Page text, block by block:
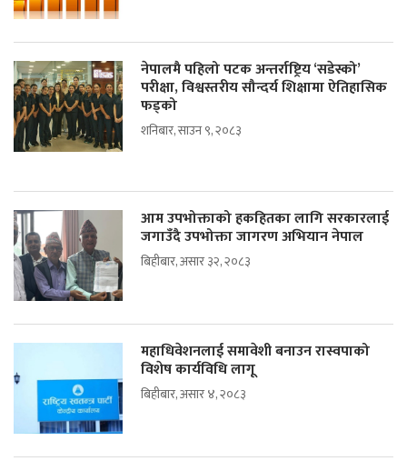
नेपालमै पहिलो पटक अन्तर्राष्ट्रिय ‘सडेस्को’
परीक्षा, विश्वस्तरीय सौन्दर्य शिक्षामा ऐतिहासिक
फड्को
शनिबार, साउन ९, २०८३
आम उपभोक्ताको हकहितका लागि सरकारलाई
जगाउँदै उपभोक्ता जागरण अभियान नेपाल
बिहीबार, असार ३२, २०८३
महाधिवेशनलाई समावेशी बनाउन रास्वपाको
विशेष कार्यविधि लागू
बिहीबार, असार ४, २०८३